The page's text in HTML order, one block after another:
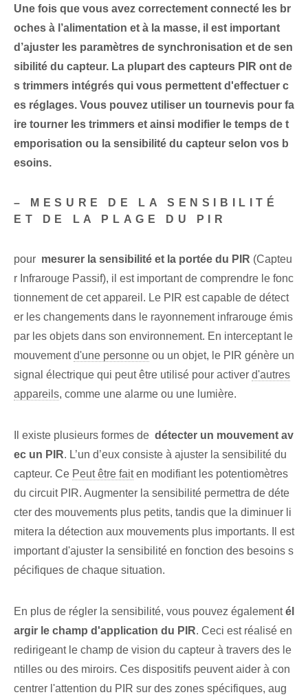
Une fois que vous avez correctement connecté les br
oches à l’alimentation et à la masse, il est important
d’ajuster les paramètres de synchronisation et de sen
sibilité du capteur. La plupart des capteurs PIR ont de
s trimmers intégrés qui vous permettent d'effectuer c
es réglages. Vous pouvez utiliser un tournevis pour fa
ire tourner les trimmers et ainsi modifier le temps de t
emporisation ou la sensibilité du capteur selon vos b
esoins.
– MESURE DE LA SENSIBILITÉ⁢
ET‌ DE LA PLAGE DU PIR
pour ⁣ mesurer la sensibilité et la portée du PIR (Capteu
r Infrarouge Passif), il est important de comprendre le fonc
tionnement de cet appareil. Le PIR est capable de détect
er les changements dans le rayonnement infrarouge émis
par les objets dans son environnement. En interceptant le
mouvementd'une personne ou un objet, le PIR ‌génère un
signal électrique⁤ qui peut être utilisé pour activer d'autres
appareils, comme une alarme ou une lumière.
Il existe plusieurs ⁢formes de ‌ détecter un mouvement av
ec un PIR. L’un d’eux consiste à ajuster la sensibilité du
capteur. Ce Peut être faiten modifiant⁤ les potentiomètres
du circuit PIR. Augmenter la sensibilité permettra de déte
cter des mouvements plus petits, tandis que la diminuer li
mitera la détection aux mouvements plus importants. Il est
important d'ajuster la sensibilité en fonction des besoins s
pécifiques de chaque situation.
En plus de régler⁢ la sensibilité, vous pouvez égalementél
argir le champ d'application du PIR. Ceci est réalisé en
redirigeant le champ de vision du capteur à travers des le
ntilles ou des miroirs. Ces dispositifs peuvent aider à con
centrer l'attention du PIR sur des zones spécifiques, aug